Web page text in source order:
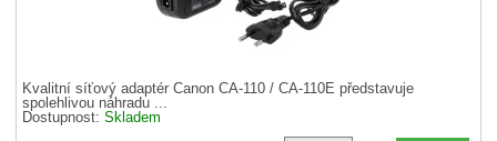
Kvalitní síťový adaptér Canon CA-110 / CA-110E představuje
spolehlivou náhradu ...
Dostupnost:Skladem